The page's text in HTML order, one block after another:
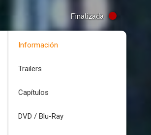
Finalizada
Información
Trailers
Capítulos
DVD / Blu-Ray